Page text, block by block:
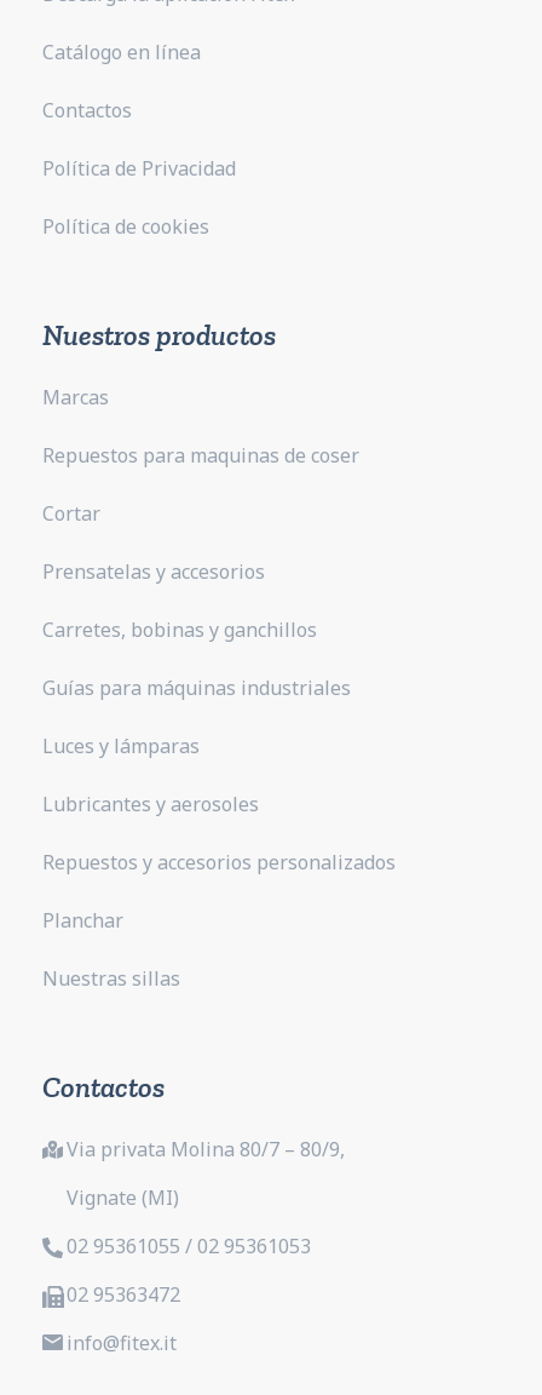
Catálogo en línea
Contactos
Política de Privacidad
Política de cookies
Nuestros productos
Marcas
Repuestos para maquinas de coser
Cortar
Prensatelas y accesorios
Carretes, bobinas y ganchillos
Guías para máquinas industriales
Luces y lámparas
Lubricantes y aerosoles
Repuestos y accesorios personalizados
Planchar
Nuestras sillas
Contactos
Via privata Molina 80/7 – 80/9,
Vignate (MI)
02 95361055 / 02 95361053
02 95363472
info@fitex.it